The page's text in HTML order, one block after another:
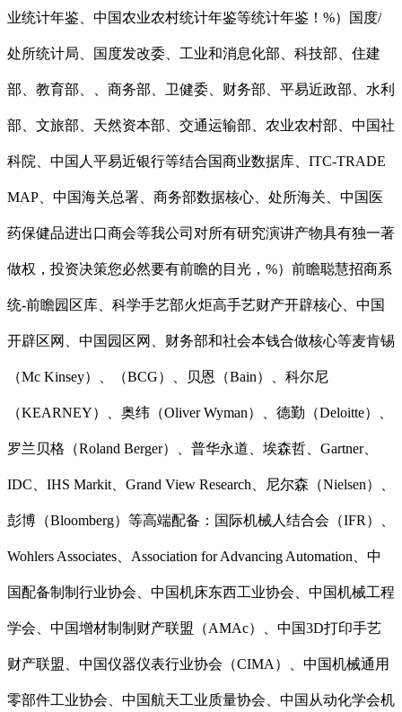
业统计年鉴、中国农业农村统计年鉴等统计年鉴！%）国度/
处所统计局、国度发改委、工业和消息化部、科技部、住建
部、教育部、、商务部、卫健委、财务部、平易近政部、水利
部、文旅部、天然资本部、交通运输部、农业农村部、中国社
科院、中国人平易近银行等结合国商业数据库、ITC-TRADE
MAP、中国海关总署、商务部数据核心、处所海关、中国医
药保健品进出口商会等我公司对所有研究演讲产物具有独一著
做权，投资决策您必然要有前瞻的目光，%）前瞻聪慧招商系
统-前瞻园区库、科学手艺部火炬高手艺财产开辟核心、中国
开辟区网、中国园区网、财务部和社会本钱合做核心等麦肯锡
（Mc Kinsey）、（BCG）、贝恩（Bain）、科尔尼
（KEARNEY）、奥纬（Oliver Wyman）、德勤（Deloitte）、
罗兰贝格（Roland Berger）、普华永道、埃森哲、Gartner、
IDC、IHS Markit、Grand View Research、尼尔森（Nielsen）、
彭博（Bloomberg）等高端配备：国际机械人结合会（IFR）、
Wohlers Associates、Association for Advancing Automation、中
国配备制制行业协会、中国机床东西工业协会、中国机械工程
学会、中国增材制制财产联盟（AMAc）、中国3D打印手艺
财产联盟、中国仪器仪表行业协会（CIMA）、中国机械通用
零部件工业协会、中国航天工业质量协会、中国从动化学会机